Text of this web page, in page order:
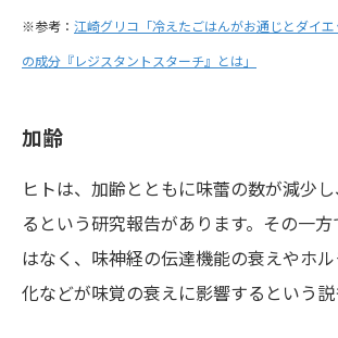
※参考： 江崎グリコ「冷えたごはんがお通じとダイ
の成分『レジスタントスターチ』とは」
加齢
ヒトは、加齢とともに味蕾の数が減少
るという研究報告があります。その一
はなく、味神経の伝達機能の衰えやホ
化などが味覚の衰えに影響するという説